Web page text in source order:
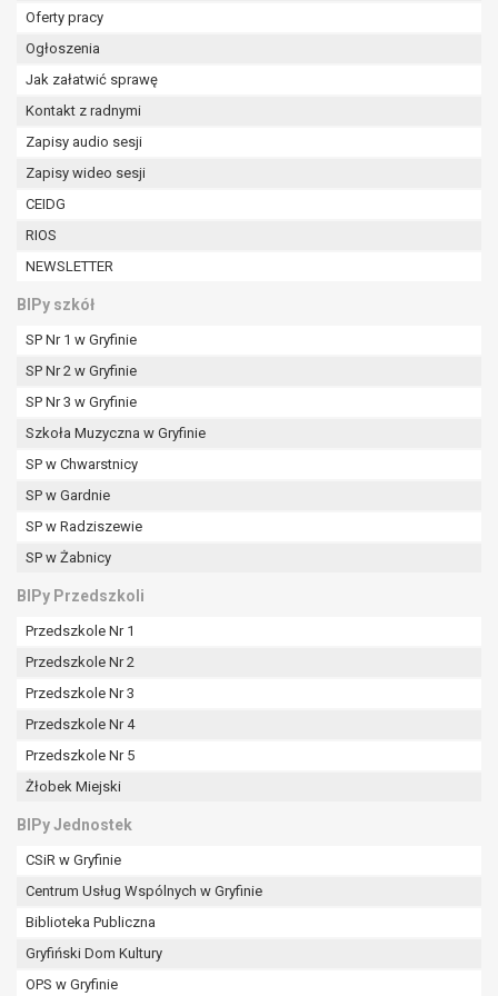
Oferty pracy
Ogłoszenia
Jak załatwić sprawę
Kontakt z radnymi
Zapisy audio sesji
Zapisy wideo sesji
CEIDG
RIOS
NEWSLETTER
BIPy szkół
SP Nr 1 w Gryfinie
SP Nr 2 w Gryfinie
SP Nr 3 w Gryfinie
Szkoła Muzyczna w Gryfinie
SP w Chwarstnicy
SP w Gardnie
SP w Radziszewie
SP w Żabnicy
BIPy Przedszkoli
Przedszkole Nr 1
Przedszkole Nr 2
Przedszkole Nr 3
Przedszkole Nr 4
Przedszkole Nr 5
Żłobek Miejski
BIPy Jednostek
CSiR w Gryfinie
Centrum Usług Wspólnych w Gryfinie
Biblioteka Publiczna
Gryfiński Dom Kultury
OPS w Gryfinie